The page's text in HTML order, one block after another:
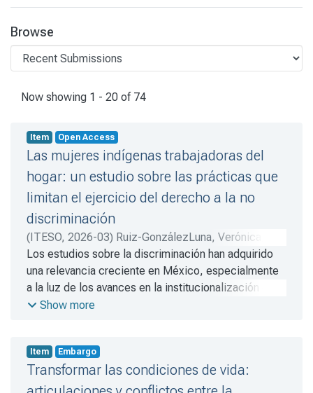
Browse
Recent Submissions
Now showing 1 - 20 of 74
Item Open Access
Las mujeres indígenas trabajadoras del
hogar: un estudio sobre las prácticas que
limitan el ejercicio del derecho a la no
discriminación
(ITESO, 2026-03) Ruiz-GonzálezLuna, Verónica
Ibarra-Cárdenas, Jesús
Los estudios sobre la discriminación han adquirido
una relevancia creciente en México, especialmente
a la luz de los avances en la institucionalización del
derecho a la no discriminación. Estos progresos se
derecho a sectores históricamente vulnerados en el
ejercicio de sus derechos humanos.
Show more
Item Embargo
Transformar las condiciones de vida: